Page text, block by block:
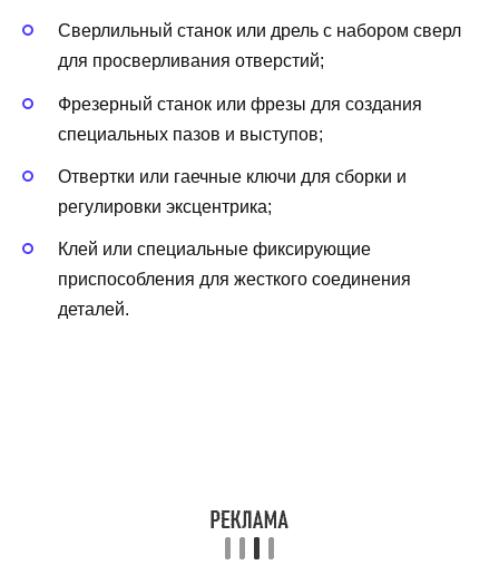
Сверлильный станок или дрель с набором сверл
для просверливания отверстий;
Фрезерный станок или фрезы для создания
специальных пазов и выступов;
Отвертки или гаечные ключи для сборки и
регулировки эксцентрика;
Клей или специальные фиксирующие
приспособления для жесткого соединения
деталей.